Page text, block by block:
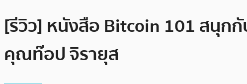
[รีวิว] หนังสือ Bitcoin 101 สนุก
คุณท๊อป จิรายุส